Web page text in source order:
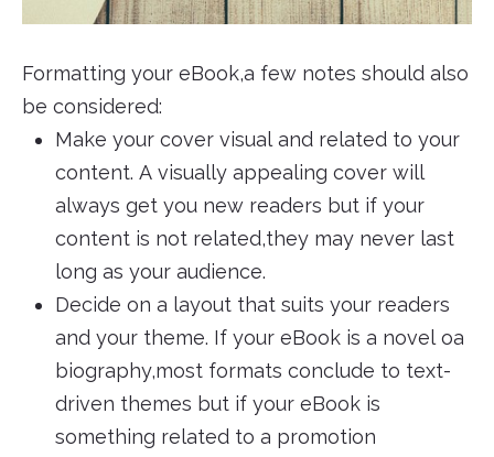
Formatting your eBook,a few notes should also
be considered:
Make your cover visual and related to your
content. A visually appealing cover will
always get you new readers but if your
content is not related,they may never last
long as your audience.
Decide on a layout that suits your readers
and your theme. If your eBook is a novel oa
biography,most formats conclude to text-
driven themes but if your eBook is
something related to a promotion